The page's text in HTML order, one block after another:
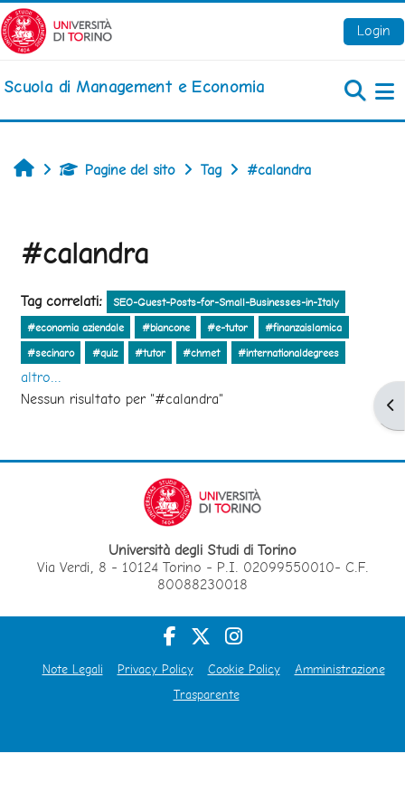
Vai al contenuto principale
Login
Scuola di Management e Economia
HomePagine del sito Tag #calandra
#calandra
Tag correlati:
SEO-Guest-Posts-for-Small-Businesses-in-Italy
#economia aziendale
#biancone #e-tutor
#finanzaislamica
#secinaro
#quiz #tutor #chmet #internationaldegrees
altro...
Nessun risultato per "#calandra"
Università degli Studi di Torino
Via Verdi, 8 - 10124 Torino - P.I. 02099550010- C.F.
80088230018
Note Legali Privacy Policy Cookie Policy
Amministrazione
Trasparente